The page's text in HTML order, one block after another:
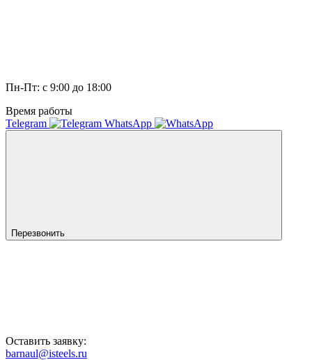
Пн-Пт: с 9:00 до 18:00
Время работы
Telegram
WhatsApp
Перезвонить
Оставить заявку:
barnaul@isteels.ru